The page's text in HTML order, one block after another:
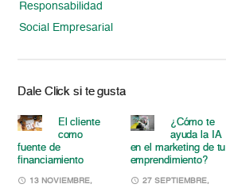
Responsabilidad
Social Empresarial
Dale Click si te gusta
El cliente
como
fuente de
financiamiento
13 NOVIEMBRE,
¿Cómo te
ayuda la IA
en el marketing de tu
emprendimiento?
27 SEPTIEMBRE,